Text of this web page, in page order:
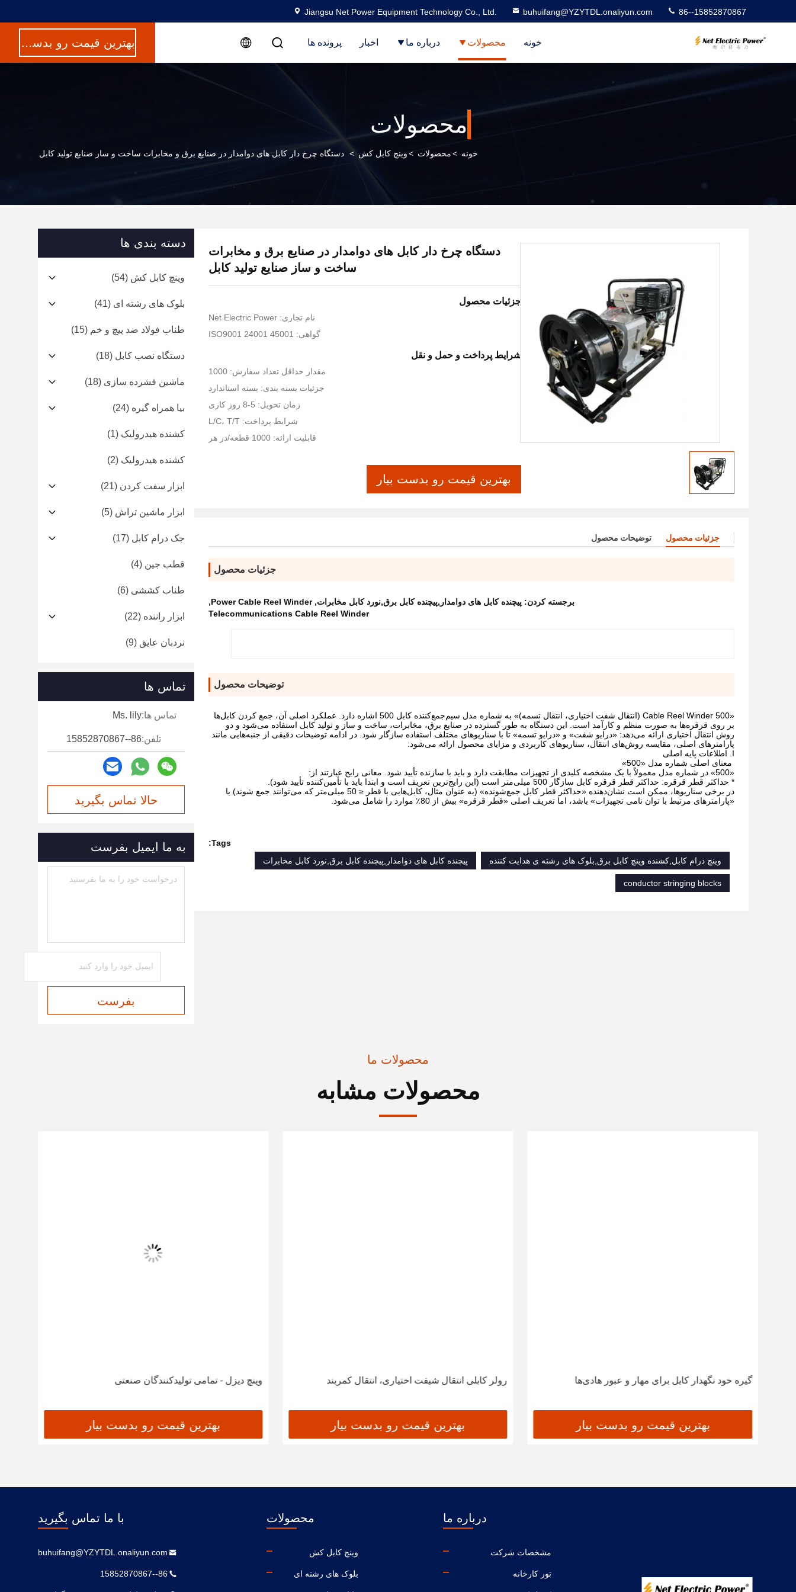
Jiangsu Net Power Equipment Technology Co., Ltd. buhuifang@YZYTDL.onaliyun.com 86--15852870867
خونه محصولات درباره ما اخبار پرونده ها بهترین قیمت رو بدست بیار
محصولات
خونه >محصولات >وینچ کابل کش > دستگاه چرخ دار کابل های دوامدار در صنایع برق و مخابرات ساخت و ساز صنایع تولید کابل
دستگاه چرخ دار کابل های دوامدار در صنایع برق و مخابرات
ساخت و ساز صنایع تولید کابل
جزئیات محصول
نام تجاری: Net Electric Power
گواهی: ISO9001 24001 45001
شرایط پرداخت و حمل و نقل
مقدار حداقل تعداد سفارش: 1000
جزئیات بسته بندی: بسته استاندارد
زمان تحویل: 5-8 روز کاری
شرایط پرداخت: L/C، T/T
قابلیت ارائه: 1000 قطعه/در هر
بهترین قیمت رو بدست بیار
جزئیات محصول توضیحات محصول
جزئیات محصول
برجسته کردن: پیچنده کابل های دوامدار,پیچنده کابل برق,نورد کابل مخابرات,
Power Cable Reel Winder
,
Telecommunications Cable Reel Winder
توضیحات محصول
«500 Cable Reel Winder (انتقال شفت اختیاری، انتقال تسمه)» به شماره مدل سیم‌جمع‌کننده کابل 500 اشاره دارد. عملکرد اصلی آن، جمع کردن کابل‌ها
بر روی قرقره‌ها به صورت منظم و کارآمد است. این دستگاه به طور گسترده در صنایع برق، مخابرات، ساخت و ساز و تولید کابل استفاده می‌شود و دو
روش انتقال اختیاری ارائه می‌دهد: «درایو شفت» و «درایو تسمه» تا با سناریوهای مختلف استفاده سازگار شود. در ادامه توضیحات دقیقی از جنبه‌هایی مانند
پارامترهای اصلی، مقایسه روش‌های انتقال، سناریوهای کاربردی و مزایای محصول ارائه می‌شود:
I. اطلاعات پایه اصلی
معنای اصلی شماره مدل «500»
«500» در شماره مدل معمولاً با یک مشخصه کلیدی از تجهیزات مطابقت دارد و باید با سازنده تأیید شود. معانی رایج عبارتند از:
* حداکثر قطر قرقره: حداکثر قطر قرقره کابل سازگار 500 میلی‌متر است (این رایج‌ترین تعریف است و ابتدا باید با تأمین‌کننده تأیید شود).
در برخی سناریوها، ممکن است نشان‌دهنده «حداکثر قطر کابل جمع‌شونده» (به عنوان مثال، کابل‌هایی با قطر ≤ 50 میلی‌متر که می‌توانند جمع شوند) یا
«پارامترهای مرتبط با توان نامی تجهیزات» باشد، اما تعریف اصلی «قطر قرقره» بیش از 80٪ موارد را شامل می‌شود.
Tags:
وینچ درام کابل,کشنده وینچ کابل برق,بلوک های رشته ی هدایت کننده
پیچنده کابل های دوامدار,پیچنده کابل برق,نورد کابل مخابرات
conductor stringing blocks
دسته بندی ها
وینچ کابل کش (54)
بلوک های رشته ای (41)
طناب فولاد ضد پیچ و خم (15)
دستگاه نصب کابل (18)
ماشین فشرده سازی (18)
بیا همراه گیره (24)
کشنده هیدرولیک (1)
کشنده هیدرولیک (2)
ابزار سفت کردن (21)
ابزار ماشین تراش (5)
جک درام کابل (17)
قطب جین (4)
طناب کششی (6)
ابزار راننده (22)
نردبان عایق (9)
تماس ها
تماس ها:Ms. lily
تلفن:86--15852870867
حالا تماس بگیرید
به ما ایمیل بفرست
بفرست
محصولات ما
محصولات مشابه
گیره خود نگهدار کابل برای مهار و عبور هادی‌ها
بهترین قیمت رو بدست بیار
رولر کابلی انتقال شیفت اختیاری، انتقال کمربند
بهترین قیمت رو بدست بیار
وینچ دیزل - تمامی تولیدکنندگان صنعتی
بهترین قیمت رو بدست بیار
درباره ما
مشخصات شرکت
تور کارخانه
محصولات
وینچ کابل کش
بلوک های رشته ای
با ما تماس بگیرید
buhuifang@YZYTDL.onaliyun.com
86--15852870867